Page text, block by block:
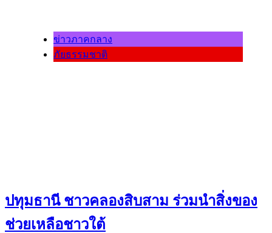
ข่าวภาคกลาง
ภัยธรรมชาติ
ปทุมธานี ชาวคลองสิบสาม ร่วมนำสิ่งของ
ช่วยเหลือชาวใต้